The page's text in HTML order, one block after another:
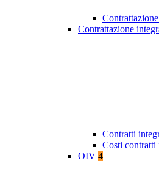
Contrattazione
Contratti
Costi contratti
OIV 4